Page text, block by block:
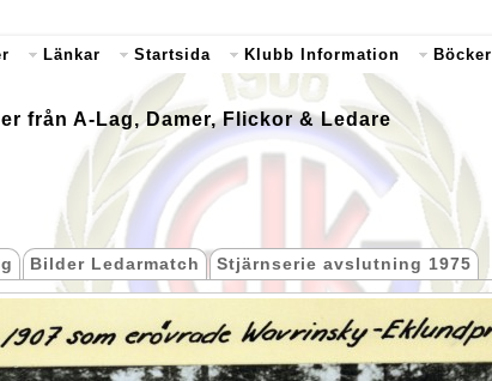
Länkar Startsida Klubb Information Böcker
från A-Lag, Damer, Flickor & Ledare
Bilder Ledarmatch Stjärnserie avslutning 1975